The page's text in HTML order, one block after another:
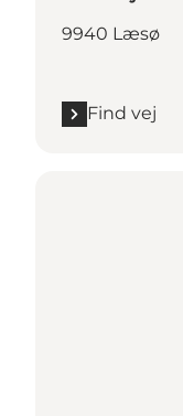
9940 Læsø
Find vej